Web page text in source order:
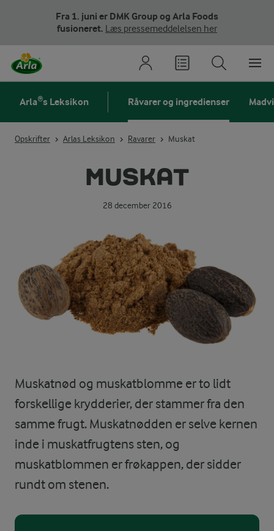
Fra 1. juni er DMK Group og Arla Foods
fusioneret. Læs pressemeddelelsen her
Arla®s Leksikon Råvarer og ingredienser
Opskrifter Arlas Leksikon Ravarer Muskat
MUSKAT
28 december 2016
Muskatnød og muskatblomme er to lidt
forskellige krydderier, der stammer fra den
samme frugt. Muskatnødden er selve kernen
inde i muskatfrugtens sten, og
muskatblommen er frøkappen, der sidder
rundt om stenen.